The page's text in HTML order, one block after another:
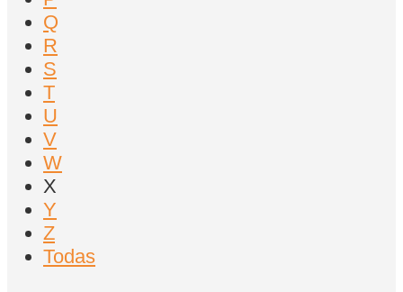
Q
R
S
T
U
V
W
X
Y
Z
Todas